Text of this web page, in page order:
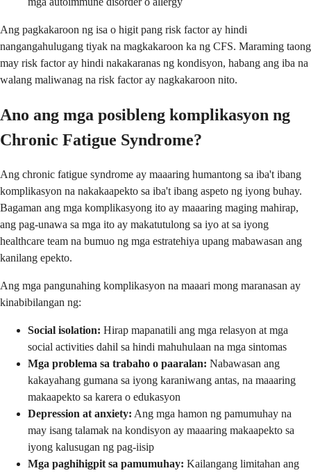
Ang pagkakaroon ng isa o higit pang risk factor ay hindi
nangangahulugang tiyak na magkakaroon ka ng CFS. Maraming taong
may risk factor ay hindi nakakaranas ng kondisyon, habang ang iba na
walang maliwanag na risk factor ay nagkakaroon nito.
Ano ang mga posibleng komplikasyon ng
Chronic Fatigue Syndrome?
Ang chronic fatigue syndrome ay maaaring humantong sa iba't ibang
komplikasyon na nakakaapekto sa iba't ibang aspeto ng iyong buhay.
Bagaman ang mga komplikasyong ito ay maaaring maging mahirap,
ang pag-unawa sa mga ito ay makatutulong sa iyo at sa iyong
healthcare team na bumuo ng mga estratehiya upang mabawasan ang
kanilang epekto.
Ang mga pangunahing komplikasyon na maaari mong maranasan ay
kinabibilangan ng:
Social isolation: Hirap mapanatili ang mga relasyon at mga
social activities dahil sa hindi mahuhulaan na mga sintomas
Mga problema sa trabaho o paaralan: Nabawasan ang
kakayahang gumana sa iyong karaniwang antas, na maaaring
makaapekto sa karera o edukasyon
Depression at anxiety: Ang mga hamon ng pamumuhay na
may isang talamak na kondisyon ay maaaring makaapekto sa
iyong kalusugan ng pag-iisip
Mga paghihigpit sa pamumuhay: Kailangang limitahan ang